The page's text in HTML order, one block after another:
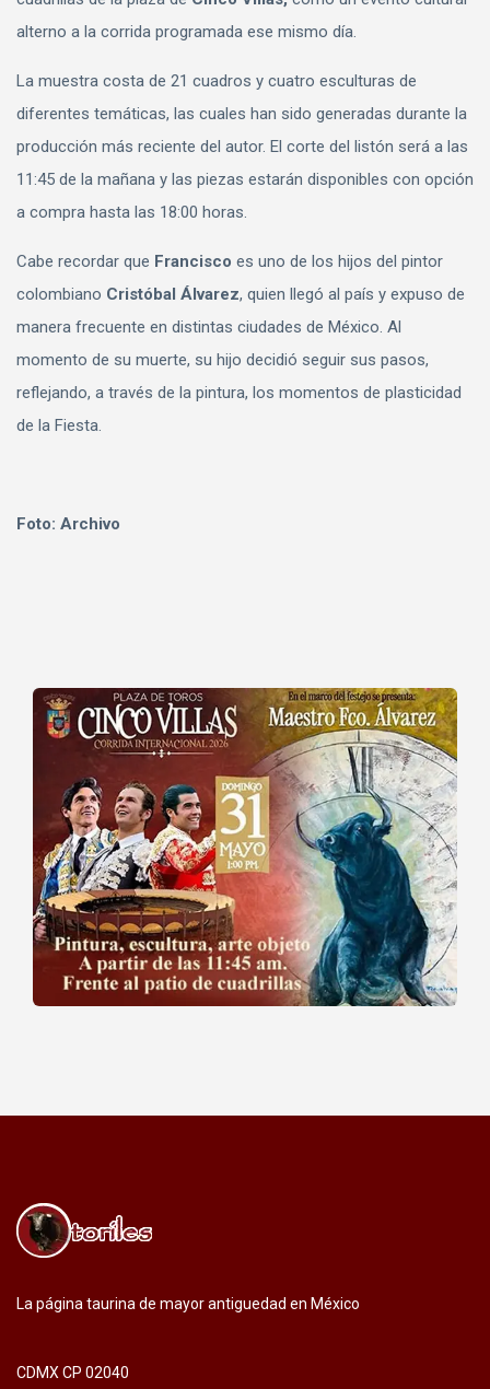
alterno a la corrida programada ese mismo día.
La muestra costa de 21 cuadros y cuatro esculturas de
diferentes temáticas, las cuales han sido generadas durante la
producción más reciente del autor. El corte del listón será a las
11:45 de la mañana y las piezas estarán disponibles con opción
a compra hasta las 18:00 horas.
Cabe recordar que Francisco es uno de los hijos del pintor
colombiano Cristóbal Álvarez, quien llegó al país y expuso de
manera frecuente en distintas ciudades de México. Al
momento de su muerte, su hijo decidió seguir sus pasos,
reflejando, a través de la pintura, los momentos de plasticidad
de la Fiesta.
Foto: Archivo
La página taurina de mayor antiguedad en México
CDMX CP 02040